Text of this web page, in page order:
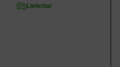
Lieferbar